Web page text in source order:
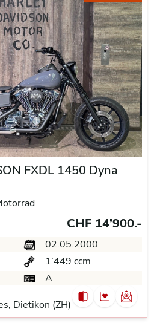
FXDL 1450 Dyna
CHF 14’900.-
02.05.2000
1’449 ccm
A
Dietikon (ZH)